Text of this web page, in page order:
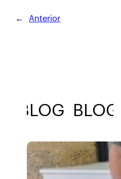
← Anterior
BLOG BLOG